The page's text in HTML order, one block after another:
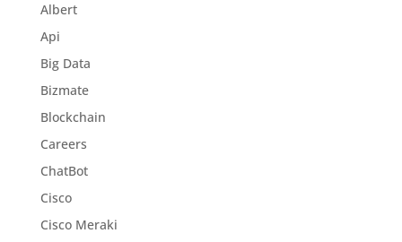
Albert
Api
Big Data
Bizmate
Blockchain
Careers
ChatBot
Cisco
Cisco Meraki